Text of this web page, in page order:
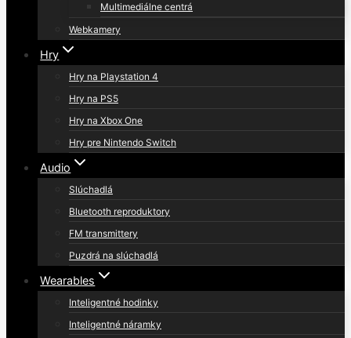
Multimediálne centrá
Webkamery
Hry
Hry na Playstation 4
Hry na PS5
Hry na Xbox One
Hry pre Nintendo Switch
Audio
Slúchadlá
Bluetooth reproduktory
FM transmittery
Puzdrá na slúchadlá
Wearables
Inteligentné hodinky
Inteligentné náramky